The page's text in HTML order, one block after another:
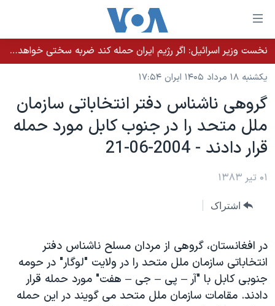
لینکهای
قابل
دسترسی
جهش
محتوای
اصلی
جهش
صفحه
جهش
جستجو
خانه
نسخه سبک وب‌سایت
موضوع ها
ایران
آمریکا
جهان
ویژه برنامه‌ها
ویدیوها
فرهنگ و زندگی
برنامه های تلویزیونی
جدول برنامه ها
صفحه‌های ویژه
۲۵۰سالگی آمریکا
بایگانی برنامه‌های تلویزیونی
مستندها
فرکانس‌های صدای آمریکا
یادگیری زبان انگلیسی
دنبال کنید
نخست وزیر اسرائيل: اگر رژیم ایران حمله کند ضربه سختی خواهد خورد
یکشنبه ۱۸ مرداد ۱۴۰۵ ایران ۱۷:۵۴
گروهی ناشناس دفتر انتخاباتی سازمان
ملل متحد را در جنوب کابل مورد حمله
قرار دادند - 2004-06-21
۰۱ تیر ۱۳۸۳
اشتراک
در افغانستان، گروهی از مردان مسلح ناشناس دفتر
انتخاباتی سازمان ملل متحد را در ولايت "لوگار" در حومه
جنوبی کابل با "آر – پی – جی – هفت" مورد حمله قرار
دادند. مقامات سازمان ملل متحد می گويند در اين حمله